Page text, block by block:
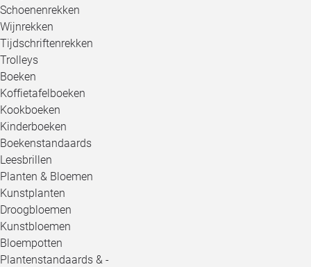
Schoenenrekken
Wijnrekken
Tijdschriftenrekken
Trolleys
Boeken
Koffietafelboeken
Kookboeken
Kinderboeken
Boekenstandaards
Leesbrillen
Planten & Bloemen
Kunstplanten
Droogbloemen
Kunstbloemen
Bloempotten
Plantenstandaards & -